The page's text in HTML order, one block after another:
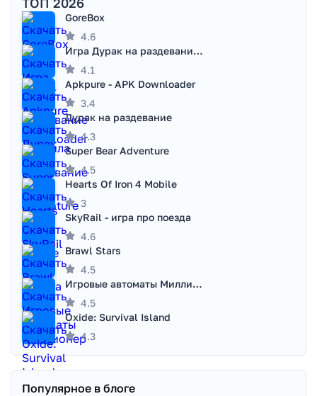
GoreBox
4.6
Игра Дурак на раздевание - Правила игры
4.1
Apkpure - APK Downloader
3.4
Дурак на раздевание
4.3
Super Bear Adventure
4.5
Hearts Of Iron 4 Mobile
3
SkyRail - игра про поезда
4.6
Brawl Stars
4.5
Игровые автоматы Миллионер
4.5
Oxide: Survival Island
4.3
Популярное в блоге